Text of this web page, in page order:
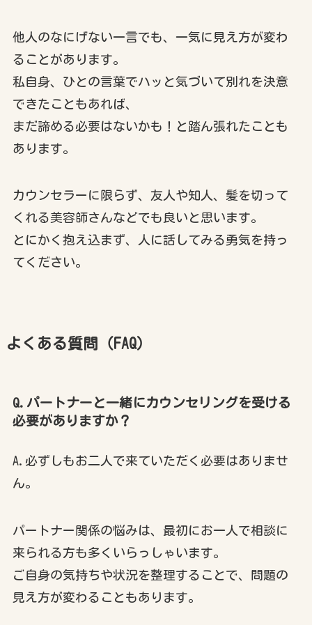
他人のなにげない一言でも、一気に見え方が変わ
ることがあります。
私自身、ひとの言葉でハッと気づいて別れを決意
できたこともあれば、
まだ諦める必要はないかも！と踏ん張れたことも
あります。
カウンセラーに限らず、友人や知人、髪を切って
くれる美容師さんなどでも良いと思います。
とにかく抱え込まず、人に話してみる勇気を持っ
てください。
よくある質問（FAQ）
Q.パートナーと一緒にカウンセリングを受ける
必要がありますか？
A.必ずしもお二人で来ていただく必要はありませ
ん。
パートナー関係の悩みは、最初にお一人で相談に
来られる方も多くいらっしゃいます。
ご自身の気持ちや状況を整理することで、問題の
見え方が変わることもあります。